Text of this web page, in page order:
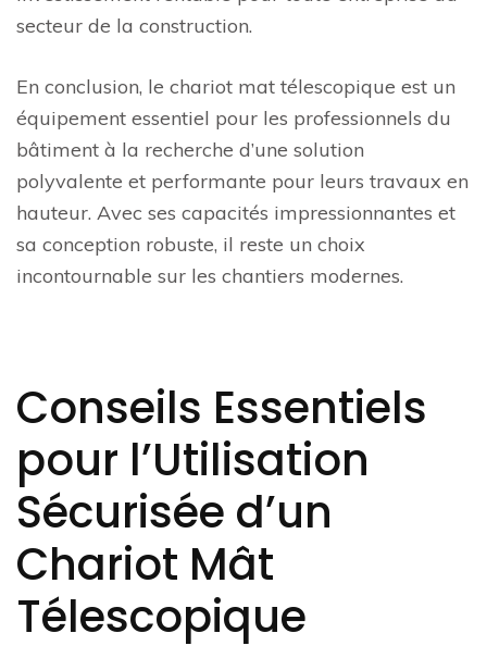
secteur de la construction.
En conclusion, le chariot mat télescopique est un
équipement essentiel pour les professionnels du
bâtiment à la recherche d’une solution
polyvalente et performante pour leurs travaux en
hauteur. Avec ses capacités impressionnantes et
sa conception robuste, il reste un choix
incontournable sur les chantiers modernes.
Conseils Essentiels
pour l’Utilisation
Sécurisée d’un
Chariot Mât
Télescopique